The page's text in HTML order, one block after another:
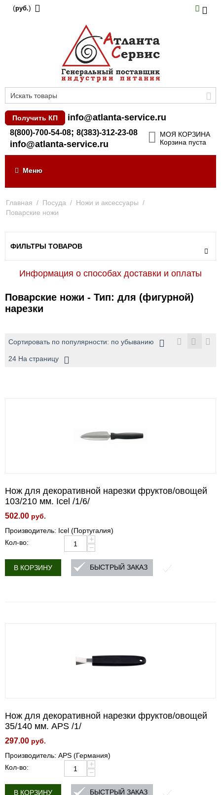
(руб.)
Получить КП info@atlanta-service.ru
8(800)-700-54-08; 8(383)-312-23-08
info@atlanta-service.ru
МОЯ КОРЗИНА
Корзина пуста
Меню
Главная / Посуда / Ножи и аксессуары /
Поварские ножи
ФИЛЬТРЫ ТОВАРОВ
Информация о способах доставки и оплаты
Поварские ножи - Тип: для (фигурной)
нарезки
Сортировать по популярности: по убыванию
24 На страницу
Нож для декоративной нарезки фруктов/овощей
103/210 мм. Icel /1/6/
502.00 руб.
Производитель: Icel (Португалия)
Кол-во:
+
−
В КОРЗИНУ БЫСТРЫЙ ЗАКАЗ
Нож для декоративной нарезки фруктов/овощей
35/140 мм. APS /1/
297.00 руб.
Производитель: APS (Германия)
Кол-во:
+
−
В КОРЗИНУ БЫСТРЫЙ ЗАКАЗ